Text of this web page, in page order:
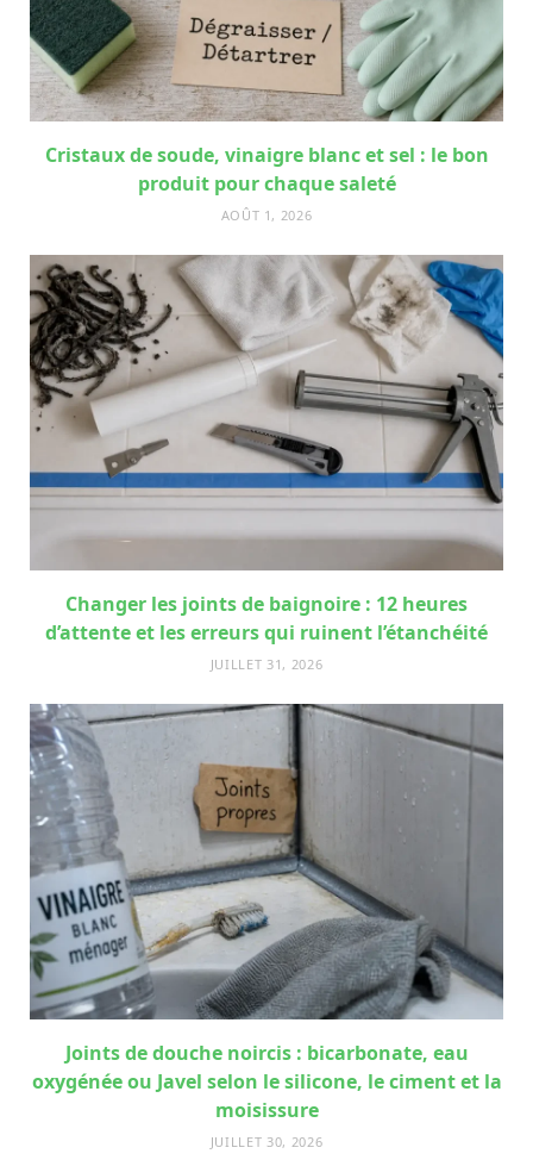
Cristaux de soude, vinaigre blanc et sel : le bon
produit pour chaque saleté
AOÛT 1, 2026
Changer les joints de baignoire : 12 heures
d’attente et les erreurs qui ruinent l’étanchéité
JUILLET 31, 2026
Joints de douche noircis : bicarbonate, eau
oxygénée ou Javel selon le silicone, le ciment et la
moisissure
JUILLET 30, 2026